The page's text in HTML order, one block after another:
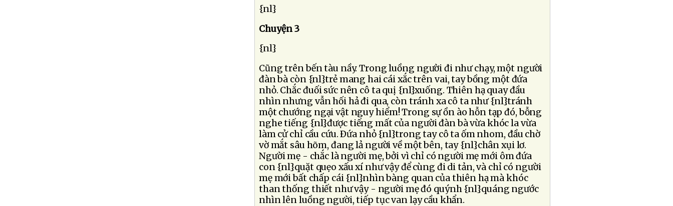
{nl}
Chuyện 3
{nl}
Cũng trên bến tàu nầy. Trong luồng người đi như chạy, một người
đàn bà còn {nl}trẻ mang hai cái xắc trên vai, tay bồng một đứa
nhỏ. Chắc đuối sức nên cô ta quị {nl}xuống. Thiên hạ quay đầu
nhìn nhưng vẫn hối hả đi qua, còn tránh xa cô ta như {nl}tránh
một chướng ngại vật nguy hiểm! Trong sự ồn ào hỗn tạp đó, bỗng
nghe tiếng {nl}được tiếng mất của người đàn bà vừa khóc la vừa
làm cử chỉ cầu cứu. Ðứa nhỏ {nl}trong tay cô ta ốm nhom, đầu chờ
vờ mắt sâu hõm, đang lả người về một bên, tay {nl}chân xụi lơ.
Người mẹ - chắc là người mẹ, bởi vì chỉ có người mẹ mới ôm đứa
con {nl}quặt quẹo xấu xí như vậy để cùng đi di tản, và chỉ có người
mẹ mới bất chấp cái {nl}nhìn bàng quan của thiên hạ mà khóc
than thống thiết như vậy - người mẹ đó quýnh {nl}quáng ngước
nhìn lên luồng người, tiếp tục van lạy cầu khẩn.